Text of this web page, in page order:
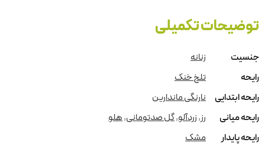
توضیحات تکمیلی
جنسیت
زنانه
رایحه
تلخ خنک
رایحه ابتدایی
نارنگی ماندارین
رایحه میانی
رز,زردآلو,گل صدتومانی,هلو
رایحه پایدار
مشک